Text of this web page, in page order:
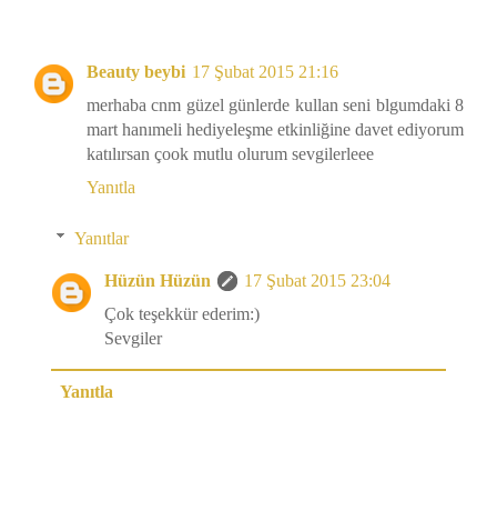
Beauty beybi 17 Şubat 2015 21:16
merhaba cnm güzel günlerde kullan seni blgumdaki 8
mart hanımeli hediyeleşme etkinliğine davet ediyorum
katılırsan çook mutlu olurum sevgilerleee
Yanıtla
Yanıtlar
Hüzün Hüzün
17 Şubat 2015 23:04
Çok teşekkür ederim:)
Sevgiler
Yanıtla